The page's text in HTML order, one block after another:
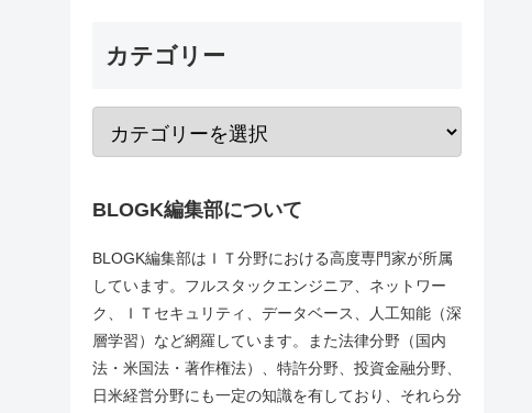
カテゴリー
BLOGK編集部について
BLOGK編集部はＩＴ分野における高度専門家が所属
しています。フルスタックエンジニア、ネットワー
ク、ＩＴセキュリティ、データベース、人工知能（深
層学習）など網羅しています。また法律分野（国内
法・米国法・著作権法）、特許分野、投資金融分野、
日米経営分野にも一定の知識を有しており、それら分